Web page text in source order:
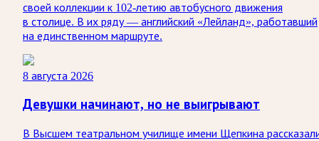
своей коллекции к 102-летию автобусного движения
в столице. В их ряду — английский «Лейланд», работавший
на единственном маршруте.
8 августа 2026
Девушки начинают, но не выигрывают
В Высшем театральном училище имени Щепкина